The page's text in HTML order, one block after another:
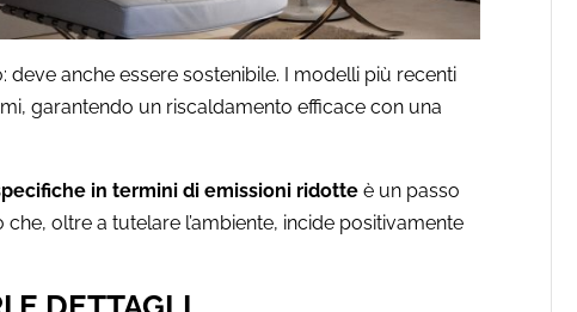
anche essere sostenibile. I modelli più recenti
garantendo un riscaldamento efficace con una
in termini di emissioni ridotte è un passo
oltre a tutelare l’ambiente, incide positivamente